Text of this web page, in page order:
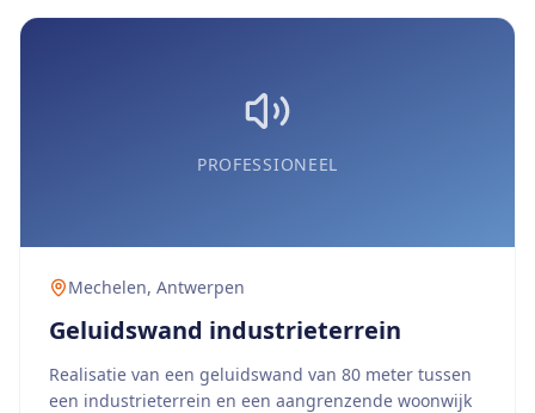
PROFESSIONEEL
Mechelen, Antwerpen
Geluidswand industrieterrein
Realisatie van een geluidswand van 80 meter tussen
een industrieterrein en een aangrenzende woonwijk